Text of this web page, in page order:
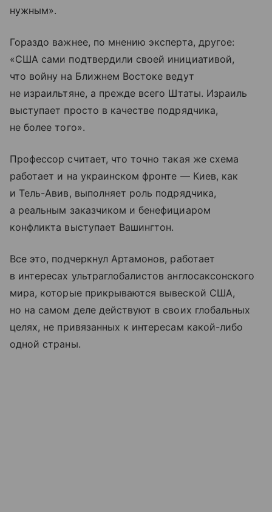
нужным».
Гораздо важнее, по мнению эксперта, другое:
«США сами подтвердили своей инициативой,
что войну на Ближнем Востоке ведут
не израильтяне, а прежде всего Штаты. Израиль
выступает просто в качестве подрядчика,
не более того».
Профессор считает, что точно такая же схема
работает и на украинском фронте — Киев, как
и Тель-Авив, выполняет роль подрядчика,
а реальным заказчиком и бенефициаром
конфликта выступает Вашингтон.
Все это, подчеркнул Артамонов, работает
в интересах ультраглобалистов англосаксонского
мира, которые прикрываются вывеской США,
но на самом деле действуют в своих глобальных
целях, не привязанных к интересам какой-либо
одной страны.